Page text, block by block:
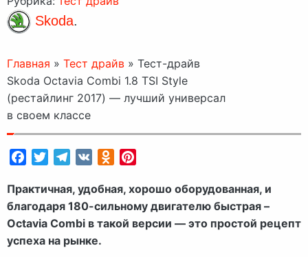
Skoda.
Главная » Тест драйв » Тест-драйв
Skoda Octavia Combi 1.8 TSI Style
(рестайлинг 2017) — лучший универсал
в своем классе
FacebookTwitterTelegram
VK Odnoklassniki
Практичная, удобная, хорошо оборудованная, и
благодаря 180-сильному двигателю быстрая –
Octavia Combi в такой версии — это простой рецепт
успеха на рынке.